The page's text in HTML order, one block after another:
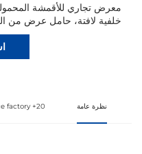
معرض تجاري للأقمشة
خلفية لافتة، حامل عرض من
نظرة عامة 20+ Years Source factory